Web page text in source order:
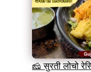
🧀 सुरती लोचो